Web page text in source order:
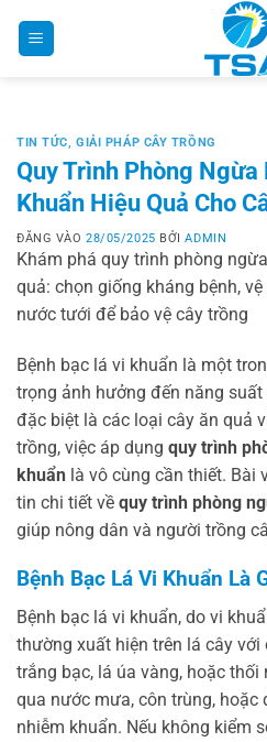
TIN TỨC,GIẢI PHÁP CÂY TRỒNG
Quy Trình Phòng Ngừa
Khuẩn Hiệu Quả Cho
ĐĂNG VÀO28/05/2025 BỞIADMIN
Khám phá quy trình phòng
quả: chọn giống kháng bệnh,
nước tưới để bảo vệ cây trồng
Bệnh bạc lá vi khuẩn là một
trọng ảnh hưởng đến năng
đặc biệt là các loại cây ăn quả
trồng, việc áp dụng quy trình
khuẩn là vô cùng cần thiết. Bài
tin chi tiết về quy trình phòng
giúp nông dân và người trồng
Bệnh Bạc Lá Vi Khuẩn Là
Bệnh bạc lá vi khuẩn, do vi
thường xuất hiện trên lá cây
trắng bạc, lá úa vàng, hoặc thối
qua nước mưa, côn trùng, hoặc
nhiễm khuẩn. Nếu không kiểm